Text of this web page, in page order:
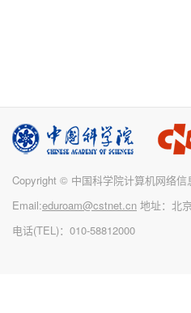
Copyright © 中国科学院计算机网络信
Email:eduroam@cstnet.cn 地址：北
电话(TEL)：010-58812000